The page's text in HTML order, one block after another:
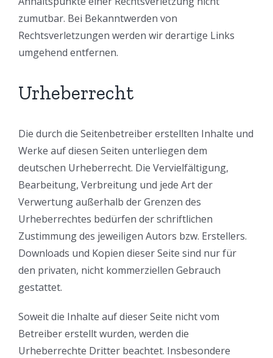
zumutbar. Bei Bekanntwerden von
Rechtsverletzungen werden wir derartige Links
umgehend entfernen.
Urheberrecht
Die durch die Seitenbetreiber erstellten Inhalte und
Werke auf diesen Seiten unterliegen dem
deutschen Urheberrecht. Die Vervielfältigung,
Bearbeitung, Verbreitung und jede Art der
Verwertung außerhalb der Grenzen des
Urheberrechtes bedürfen der schriftlichen
Zustimmung des jeweiligen Autors bzw. Erstellers.
Downloads und Kopien dieser Seite sind nur für
den privaten, nicht kommerziellen Gebrauch
gestattet.
Soweit die Inhalte auf dieser Seite nicht vom
Betreiber erstellt wurden, werden die
Urheberrechte Dritter beachtet. Insbesondere